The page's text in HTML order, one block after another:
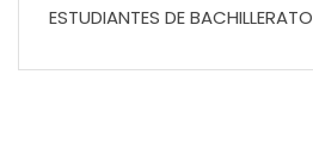
ESTUDIANTES DE BACHILLERATO